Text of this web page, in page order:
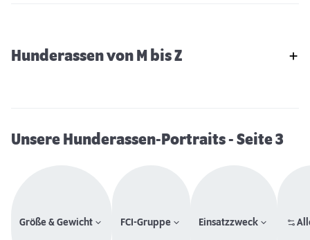
Hunderassen von M bis Z
Unsere Hunderassen-Portraits- Seite 3
Größe & Gewicht FCI-Gruppe Einsatzzweck